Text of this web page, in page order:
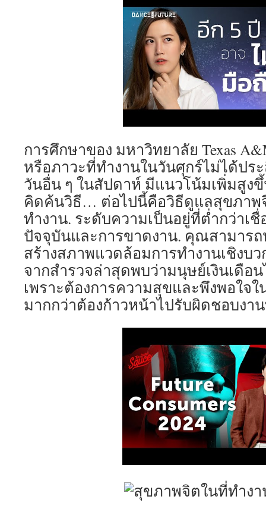
การศึกษาของ มหาวิทยาลัย Texas
หรือภาวะที่ทำงานในวันศุกร์ไม่ได้ปร
วันอื่น ๆ ในสัปดาห์ มีแนวโน้มเพิ่มสูง
คิดค้นวิธี… ต่อไปนี้คือวิธีดูแลสุขภาพ
ทำงาน. ระดับความเป็นอยู่ที่ต่ำกว่าเชื่
ปัจจุบันและการขาดงาน. คุณสามารถ
สร้างสภาพแวดล้อมการทำงานเชิงบ
จากสำรวจล่าสุดพบว่ามนุษย์เงินเดือ
เพราะต้องการความสุขและพึงพอใจ
มากกว่าต้องก้าวหน้าไปรับผิดชอบง